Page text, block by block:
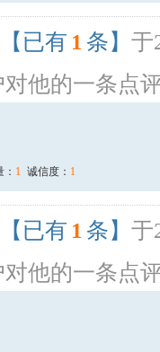
【已有 1 条】 于
对他的一条点
1 诚信度： 1
【已有 1 条】 于
对他的一条点